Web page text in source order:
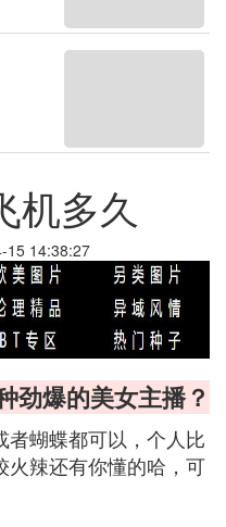
机多久
15 14:38:27
劲爆的美女主播？
蝴蝶都可以，个人比
火辣还有你懂的哈，可